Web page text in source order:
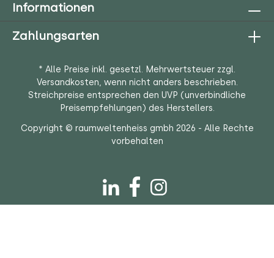
Informationen
Zahlungsarten
* Alle Preise inkl. gesetzl. Mehrwertsteuer zzgl.
Versandkosten, wenn nicht anders beschrieben.
Streichpreise entsprechen den UVP (unverbindliche
Preisempfehlungen) des Herstellers.
Copyright © raumweltenheiss gmbh 2026 - Alle Rechte
vorbehalten